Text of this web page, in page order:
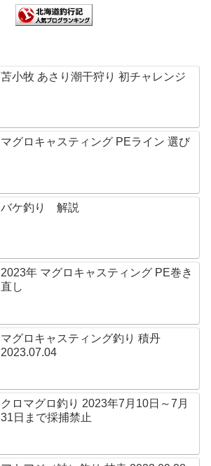
苫小牧 あさり潮干狩り 初チャレンジ
マグロキャスティング PEライン 選び
バケ釣り 解説
2023年 マグロキャスティング PE巻き
直し
マグロキャスティング釣り 積丹
2023.07.04
クロマグロ釣り 2023年7月10日～7月
31日まで採捕禁止